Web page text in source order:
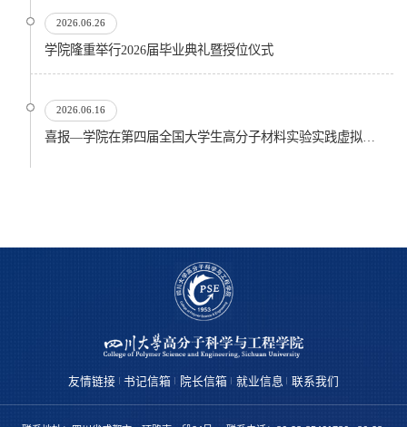
2026.06.26
​学院隆重举行2026届毕业典礼暨授位仪式
2026.06.16
友情链接 书记信箱 院长信箱 就业信息 联系我们